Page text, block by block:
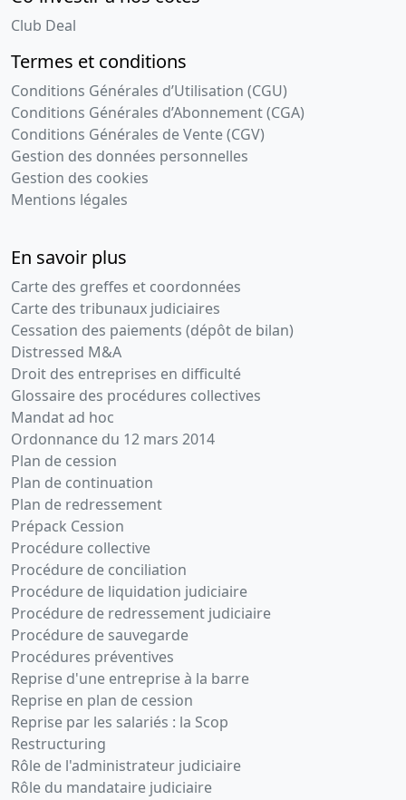
Club Deal
Termes et conditions
Conditions Générales d’Utilisation (CGU)
Conditions Générales d’Abonnement (CGA)
Conditions Générales de Vente (CGV)
Gestion des données personnelles
Gestion des cookies
Mentions légales
En savoir plus
Carte des greffes et coordonnées
Carte des tribunaux judiciaires
Cessation des paiements (dépôt de bilan)
Distressed M&A
Droit des entreprises en difficulté
Glossaire des procédures collectives
Mandat ad hoc
Ordonnance du 12 mars 2014
Plan de cession
Plan de continuation
Plan de redressement
Prépack Cession
Procédure collective
Procédure de conciliation
Procédure de liquidation judiciaire
Procédure de redressement judiciaire
Procédure de sauvegarde
Procédures préventives
Reprise d'une entreprise à la barre
Reprise en plan de cession
Reprise par les salariés : la Scop
Restructuring
Rôle de l'administrateur judiciaire
Rôle du mandataire judiciaire